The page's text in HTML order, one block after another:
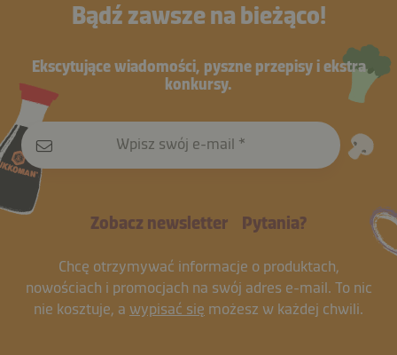
Bądź zawsze na bieżąco!
Ekscytujące wiadomości, pyszne przepisy i ekstra
konkursy.
Wpisz swój e-mail
Zobacz newsletter Pytania?
Chcę otrzymywać informacje o produktach,
nowościach i promocjach na swój adres e-mail. To nic
nie kosztuje, a wypisać się możesz w każdej chwili.